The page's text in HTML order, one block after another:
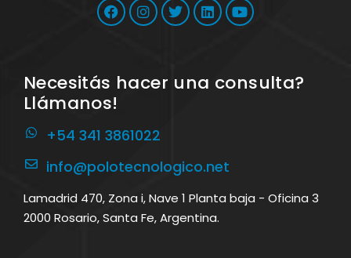
Necesitás hacer una consulta?
Llámanos!
+54 341 3861022
info@polotecnologico.net
Lamadrid 470, Zona i, Nave 1 Planta baja - Oficina 3
2000 Rosario, Santa Fe, Argentina.